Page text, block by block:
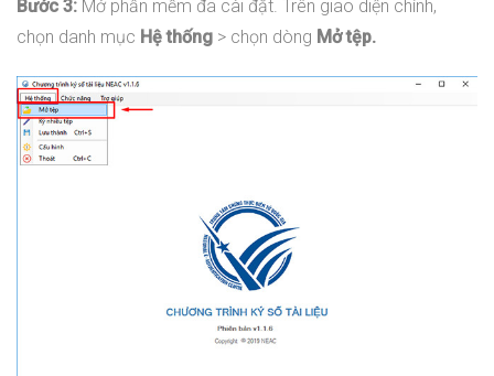
Bước 3: Mở phần mềm đã cài đặt. Trên giao diện chính,
chọn danh mục Hệ thống > chọn dòng Mở tệp.